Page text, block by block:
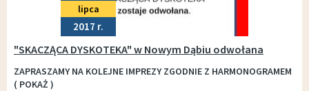
lipca
2017
"SKACZĄCA DYSKOTEKA" w Nowym Dąbiu odwołana
ZAPRASZAMY NA KOLEJNE IMPREZY ZGODNIE Z HARMONOGRAMEM
( POKAŻ )